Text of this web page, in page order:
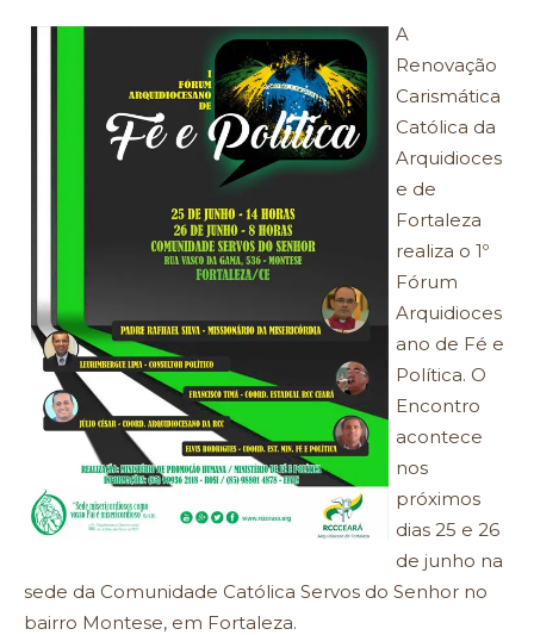
A
Renovação
Carismática
Católica da
Arquidioces
e de
Fortaleza
realiza o 1º
Fórum
Arquidioces
ano de Fé e
Política. O
Encontro
acontece
nos
próximos
dias 25 e 26
de junho na
sede da Comunidade Católica Servos do Senhor no
bairro Montese, em Fortaleza.